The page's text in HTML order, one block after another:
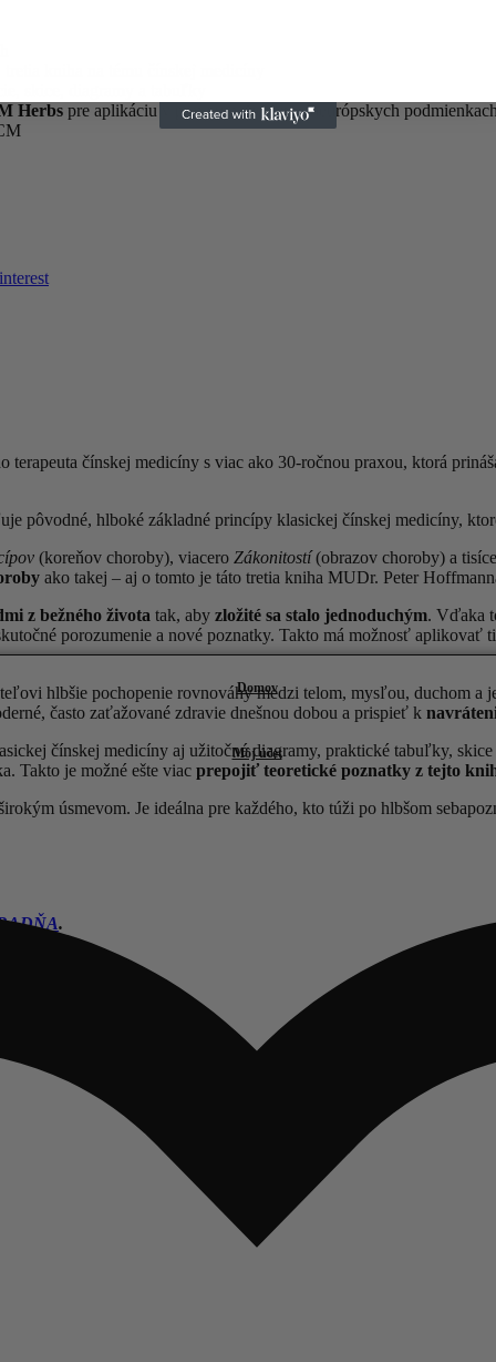
skice, diagramy a tabuľky
Herbs pre aplikáciu v praxi v našich stredoeurópskych
čínskej medicíny s viac ako 30-ročnou praxou, ktorá
pôvodné, hlboké základné princípy klasickej čínskej medicíny,
(koreňov choroby), viacero Zákonitostí(obrazov choroby) a
ako takej – aj o tomto je táto tretia kniha MUDr. Peter
z bežného života tak, aby zložité sa stalo jednoduchým. Vďaka
porozumenie a nové poznatky. Takto má možnosť aplikovať
hlbšie pochopenie rovnováhy medzi telom, mysľou, duchom a
často zaťažované zdravie dnešnou dobou a prispieť k
čínskej medicíny aj užitočné diagramy, praktické tabuľky,
Takto je možné ešte viac prepojiť teoretické poznatky z tejto
úsmevom. Je ideálna pre každého, kto túži po hlbšom
.
Domov
Môj účet